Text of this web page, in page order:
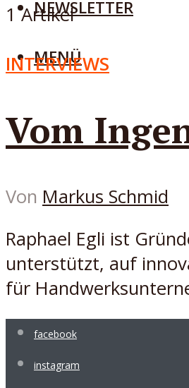
NEWSLETTER
MENÜ
1 Artikel
INTERVIEWS
Vom
Von Markus Schmid
Raphael Egli ist
unterstützt, auf
für
facebook
instagram